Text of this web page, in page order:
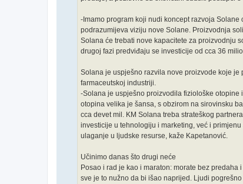
-Imamo program koji nudi koncept razvoja
podrazumijeva viziju nove Solane. Proizvodnja
Solana će trebati nove kapacitete za proizvodnju
drugoj fazi predviđaju se investicije od cca 36
Solana je uspješno razvila nove proizvode koje
farmaceutskoj industriji.
-Solana je uspješno proizvodila fiziološke
otopina velika je šansa, s obzirom na sirovinsku
cca devet mil. KM Solana treba strateškog
investicije u tehnologiju i marketing, već i
ulaganje u ljudske resurse, kaže Kapetanović.
Učinimo danas što drugi neće
Posao i rad je kao i maraton: morate bez
sve je to nužno da bi išao naprijed. Ljudi